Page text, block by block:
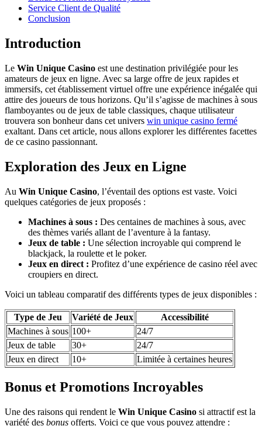
Service Client de Qualité
Conclusion
Introduction
Le Win Unique Casino est une destination privilégiée pour les
amateurs de jeux en ligne. Avec sa large offre de jeux rapides et
immersifs, cet établissement virtuel offre une expérience inégalée qui
attire des joueurs de tous horizons. Qu’il s’agisse de machines à sous
flamboyantes ou de jeux de table classiques, chaque utilisateur
trouvera son bonheur dans cet univers win unique casino fermé
exaltant. Dans cet article, nous allons explorer les différentes facettes
de ce casino passionnant.
Exploration des Jeux en Ligne
Au Win Unique Casino, l’éventail des options est vaste. Voici
quelques catégories de jeux proposés :
Machines à sous : Des centaines de machines à sous, avec
des thèmes variés allant de l’aventure à la fantasy.
Jeux de table : Une sélection incroyable qui comprend le
blackjack, la roulette et le poker.
Jeux en direct : Profitez d’une expérience de casino réel avec
croupiers en direct.
Voici un tableau comparatif des différents types de jeux disponibles :
Type de Jeu Variété de Jeux
Accessibilité
Machines à sous 100+
24/7
Jeux de table
30+
24/7
Jeux en direct
10+ Limitée à certaines heures
Bonus et Promotions Incroyables
Une des raisons qui rendent le Win Unique Casino si attractif est la
variété des bonus offerts. Voici ce que vous pouvez attendre :